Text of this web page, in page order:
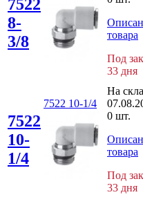
7522
8-
3/8
товара
Под
33 дня
7522
10-
1/4
7522 10-1/4
На
0 шт.
товара
Под
33 дня